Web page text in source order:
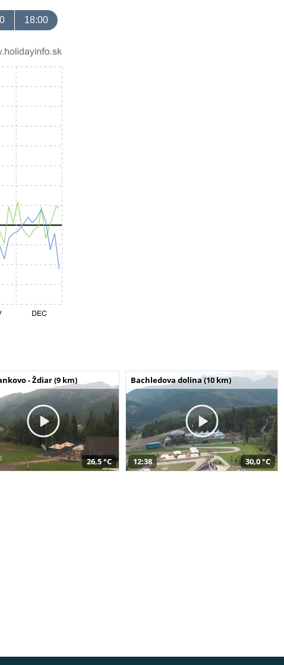
18:00
- Ždiar (9 km)
26,5 °C
Bachledova dolina (10 km)
12:38 30,0 °C